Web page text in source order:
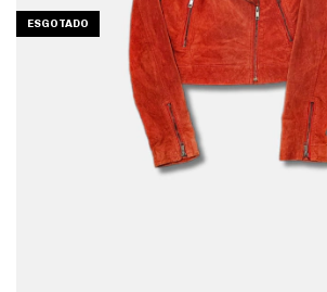
ESGOTADO